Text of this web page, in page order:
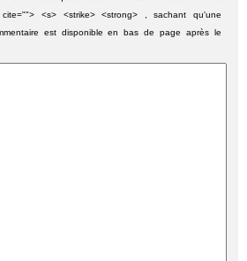
<s> <strike> <strong> , sachant qu'une
est disponible en bas de page après le